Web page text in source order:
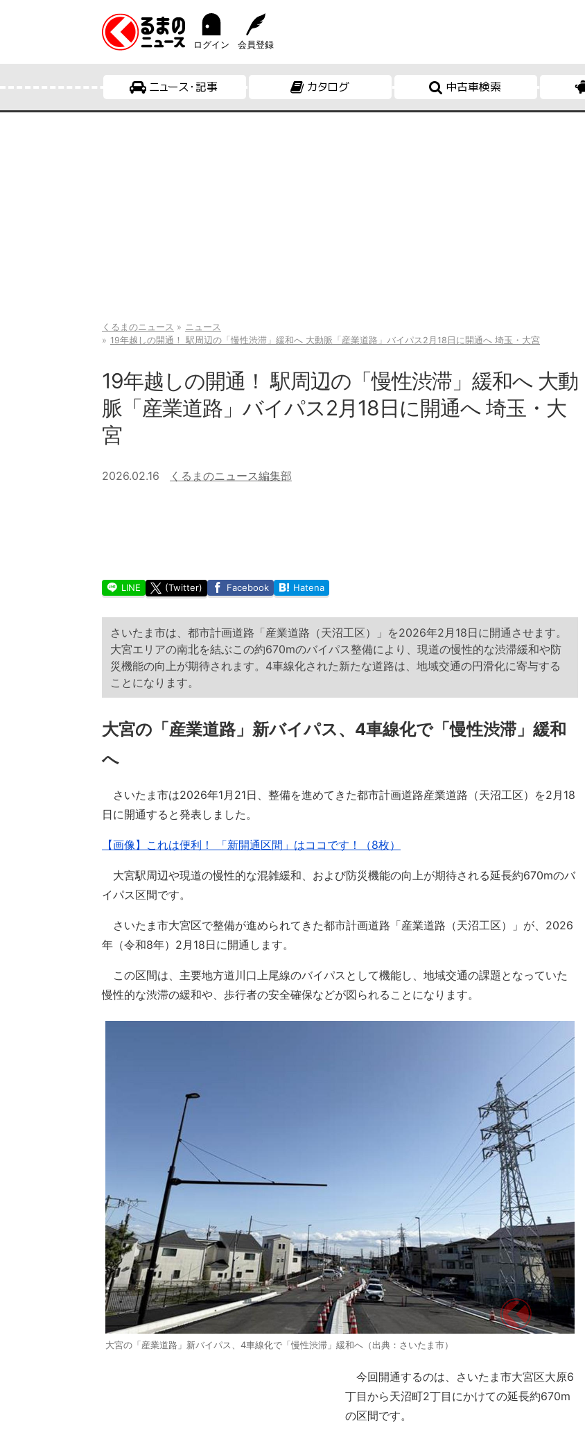
ログイン 会員登録
ニュース・記事 カタログ 中古車検索
くるまのニュース
ニュース
19年越しの開通！ 駅周辺の「慢性渋滞」緩和へ 大動脈「産業道路」バイパス2月18日に開通へ 埼玉・大宮
19年越しの開通！ 駅周辺の「慢性渋滞」緩和へ 大動
脈「産業道路」バイパス2月18日に開通へ 埼玉・大
宮
2026.02.16 くるまのニュース編集部
LINE (Twitter) Facebook Hatena
さいたま市は、都市計画道路「産業道路（天沼工区）」を2026年2月18日に開通させます。
大宮エリアの南北を結ぶこの約670mのバイパス整備により、現道の慢性的な渋滞緩和や防
災機能の向上が期待されます。4車線化された新たな道路は、地域交通の円滑化に寄与する
ことになります。
大宮の「産業道路」新バイパス、4車線化で「慢性渋滞」緩和
へ
さいたま市は2026年1月21日、整備を進めてきた都市計画道路産業道路（天沼工区）を2月18
日に開通すると発表しました。
【画像】これは便利！ 「新開通区間」はココです！（8枚）
大宮駅周辺や現道の慢性的な混雑緩和、および防災機能の向上が期待される延長約670mのバ
イパス区間です。
さいたま市大宮区で整備が進められてきた都市計画道路「産業道路（天沼工区）」が、2026
年（令和8年）2月18日に開通します。
この区間は、主要地方道川口上尾線のバイパスとして機能し、地域交通の課題となっていた
慢性的な渋滞の緩和や、歩行者の安全確保などが図られることになります。
大宮の「産業道路」新バイパス、4車線化で「慢性渋滞」緩和へ（出典：さいたま市）
今回開通するのは、さいたま市大宮区大原6
丁目から天沼町2丁目にかけての延長約670m
の区間です。